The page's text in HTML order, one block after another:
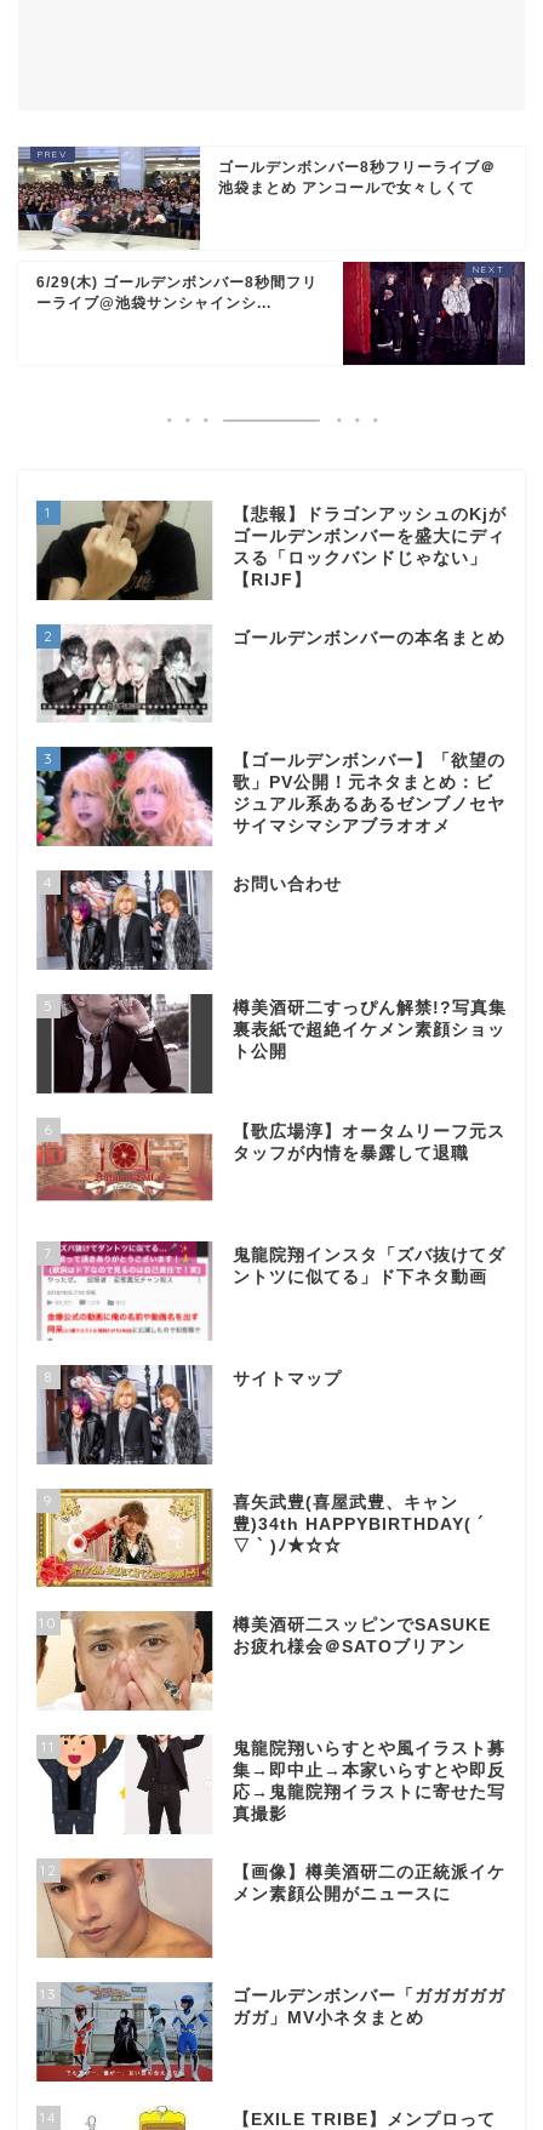
ゴールデンボンバー8秒フリーライブ＠
池袋まとめ アンコールで女々しくて
6/29(木) ゴールデンボンバー8秒間フリ
ーライブ@池袋サンシャインシ...
1
【悲報】ドラゴンアッシュのKjが
ゴールデンボンバーを盛大にディ
スる「ロックバンドじゃない」
【RIJF】
2 ゴールデンボンバーの本名まとめ
3
【ゴールデンボンバー】「欲望の
歌」PV公開！元ネタまとめ：ビ
ジュアル系あるあるゼンブノセヤ
サイマシマシアブラオオメ
4 お問い合わせ
5
樽美酒研二すっぴん解禁!?写真集
裏表紙で超絶イケメン素顔ショッ
ト公開
6
【歌広場淳】オータムリーフ元ス
タッフが内情を暴露して退職
7
鬼龍院翔インスタ「ズバ抜けてダ
ントツに似てる」ド下ネタ動画
8 サイトマップ
9
喜矢武豊(喜屋武豊、キャン
豊)34th HAPPYBIRTHDAY( ´
▽ ` )ﾉ★☆☆
10
樽美酒研二スッピンでSASUKE
お疲れ様会＠SATOブリアン
11
鬼龍院翔いらすとや風イラスト募
集→即中止→本家いらすとや即反
応→鬼龍院翔イラストに寄せた写
真撮影
12
【画像】樽美酒研二の正統派イケ
メン素顔公開がニュースに
13
ゴールデンボンバー「ガガガガガ
ガガ」MV小ネタまとめ
14
【EXILE TRIBE】メンプロって